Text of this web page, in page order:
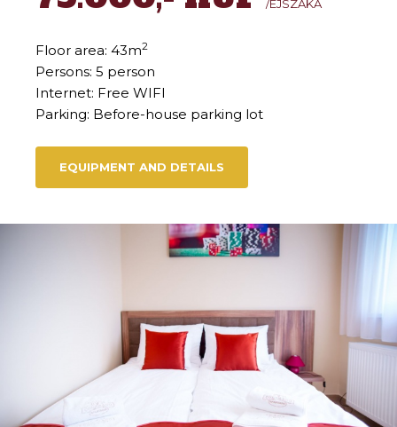
/ÉJSZAKA
Floor area: 43m2
Persons: 5 person
Internet: Free WIFI
Parking: Before-house parking lot
EQUIPMENT AND DETAILS